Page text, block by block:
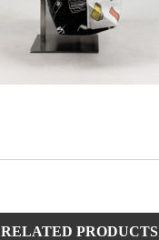
RELATED PRODUCTS